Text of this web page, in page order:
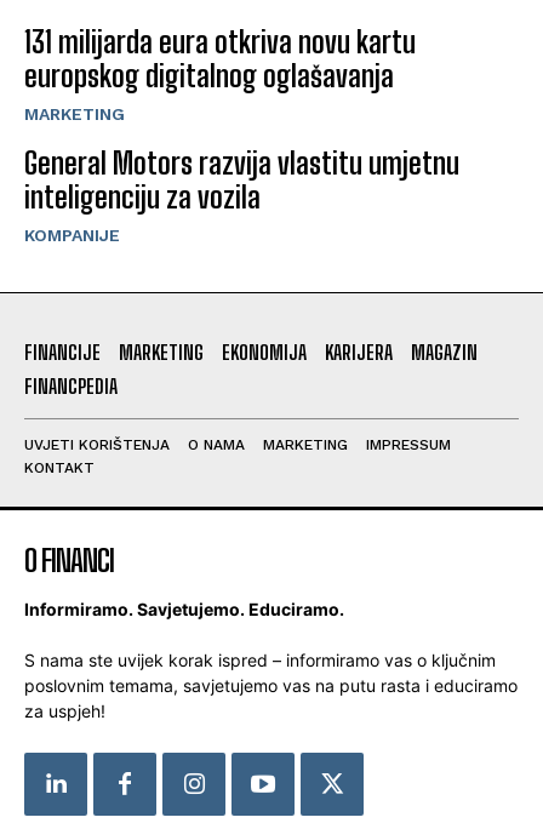
131 milijarda eura otkriva novu kartu
europskog digitalnog oglašavanja
MARKETING
General Motors razvija vlastitu umjetnu
inteligenciju za vozila
KOMPANIJE
FINANCIJE MARKETING EKONOMIJA KARIJERA
MAGAZIN
FINANCPEDIA
UVJETI KORIŠTENJA O NAMA MARKETING
IMPRESSUM
KONTAKT
O FINANCI
Informiramo. Savjetujemo. Educiramo.
S nama ste uvijek korak ispred – informiramo vas o ključnim
poslovnim temama, savjetujemo vas na putu rasta i educiramo
za uspjeh!